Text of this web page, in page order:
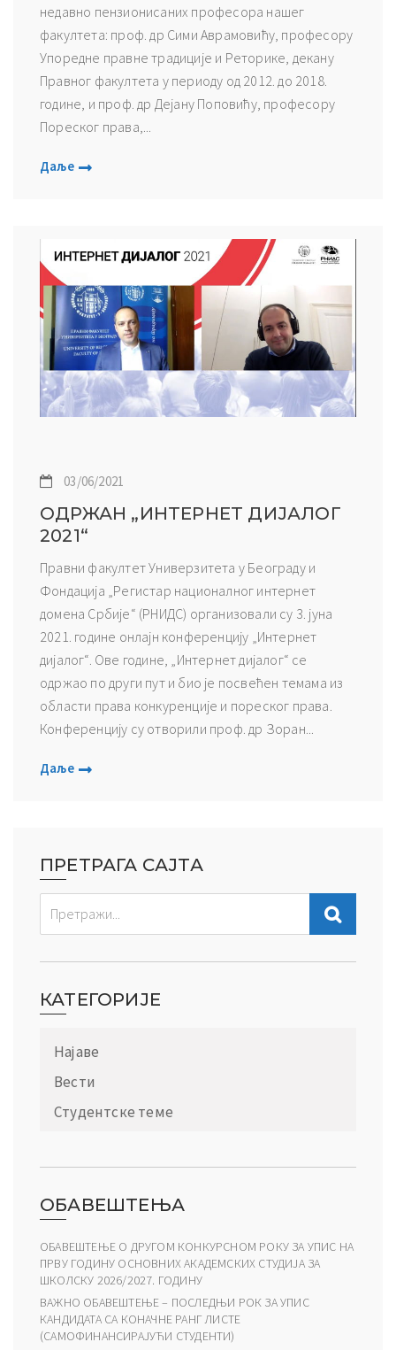
недавно пензионисаних професора нашег
факултета: проф. др Сими Аврамовићу, професору
Упоредне правне традиције и Реторике, декану
Правног факултета у периоду од 2012. до 2018.
године, и проф. др Дејану Поповићу, професору
Пореског права,...
Даље
03/06/2021
ОДРЖАН „ИНТЕРНЕТ ДИЈАЛОГ
2021“
Правни факултет Универзитета у Београду и
Фондација „Регистар националног интернет
домена Србије“ (РНИДС) организовали су 3. јуна
2021. године онлајн конференцију „Интернет
дијалог“. Ове године, „Интернет дијалог“ се
одржао по други пут и био је посвећен темама из
области права конкуренције и пореског права.
Конференцију су отворили проф. др Зоран...
Даље
ПРЕТРАГА САЈТА
КАТЕГОРИЈЕ
Најаве
Вести
Студентске теме
ОБАВЕШТЕЊА
ОБАВЕШТЕЊЕ О ДРУГОМ КОНКУРСНОМ РОКУ ЗА УПИС НА
ПРВУ ГОДИНУ ОСНОВНИХ АКАДЕМСКИХ СТУДИЈА ЗА
ШКОЛСКУ 2026/2027. ГОДИНУ
ВАЖНО ОБАВЕШТЕЊЕ – ПОСЛЕДЊИ РОК ЗА УПИС
КАНДИДАТА СА КОНАЧНЕ РАНГ ЛИСТЕ
(САМОФИНАНСИРАЈУЋИ СТУДЕНТИ)